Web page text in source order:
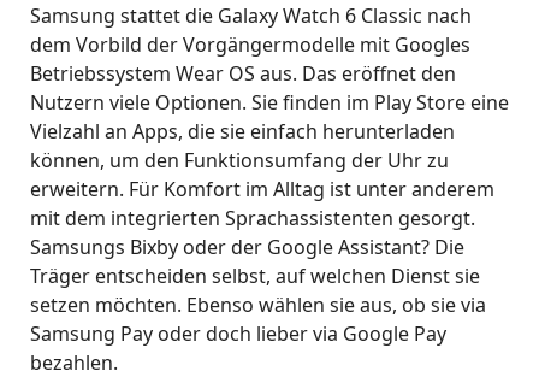
Samsung stattet die Galaxy Watch 6 Classic nach
dem Vorbild der Vorgängermodelle mit Googles
Betriebssystem Wear OS aus. Das eröffnet den
Nutzern viele Optionen. Sie finden im Play Store eine
Vielzahl an Apps, die sie einfach herunterladen
können, um den Funktionsumfang der Uhr zu
erweitern. Für Komfort im Alltag ist unter anderem
mit dem integrierten Sprachassistenten gesorgt.
Samsungs Bixby oder der Google Assistant? Die
Träger entscheiden selbst, auf welchen Dienst sie
setzen möchten. Ebenso wählen sie aus, ob sie via
Samsung Pay oder doch lieber via Google Pay
bezahlen.